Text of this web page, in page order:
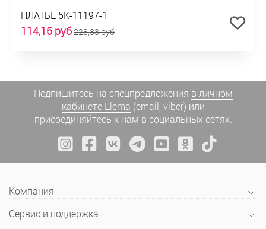
ПЛАТЬЕ 5К-11197-1
114,16 руб228,33 руб
Подпишитесь на спецпредложения в личном
кабинете Elema (email, viber) или
присоединяйтесь к нам в социальных сетях.
Компания
Сервис и поддержка